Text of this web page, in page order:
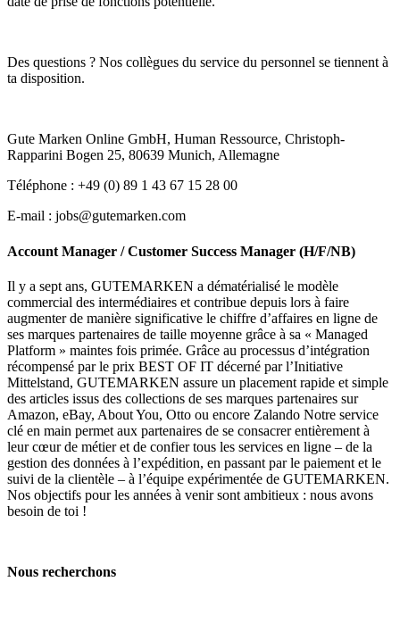
Des questions ? Nos collègues du service du personnel se tiennent à
ta disposition.
Gute Marken Online GmbH, Human Ressource, Christoph-
Rapparini Bogen 25, 80639 Munich, Allemagne
Téléphone : +49 (0) 89 1 43 67 15 28 00
E-mail : jobs@gutemarken.com
Account Manager / Customer Success Manager (H/F/NB)
Il y a sept ans, GUTEMARKEN a dématérialisé le modèle
commercial des intermédiaires et contribue depuis lors à faire
augmenter de manière significative le chiffre d’affaires en ligne de
ses marques partenaires de taille moyenne grâce à sa « Managed
Platform » maintes fois primée. Grâce au processus d’intégration
récompensé par le prix BEST OF IT décerné par l’Initiative
Mittelstand, GUTEMARKEN assure un placement rapide et simple
des articles issus des collections de ses marques partenaires sur
Amazon, eBay, About You, Otto ou encore Zalando Notre service
clé en main permet aux partenaires de se consacrer entièrement à
leur cœur de métier et de confier tous les services en ligne – de la
gestion des données à l’expédition, en passant par le paiement et le
suivi de la clientèle – à l’équipe expérimentée de GUTEMARKEN.
Nos objectifs pour les années à venir sont ambitieux : nous avons
besoin de toi !
Nous recherchons